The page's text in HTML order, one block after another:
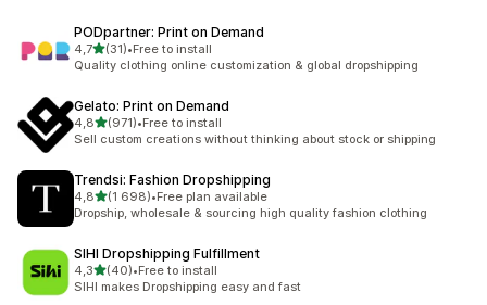
PODpartner: Print on Demand
4,7na 5 gwiazdek
(31)
Łączna liczba recenzji: 31
•Free to install
Quality clothing online customization & global dropshipping
Gelato: Print on Demand
4,8na 5 gwiazdek
(971)
Łączna liczba recenzji: 971
•Free to install
Sell custom creations without thinking about stock or shipping
Trendsi: Fashion Dropshipping
4,8na 5 gwiazdek
(1 698)
Łączna liczba recenzji: 1698
•Free plan available
Dropship, wholesale & sourcing high quality fashion clothing
SIHI Dropshipping Fulfillment
4,3na 5 gwiazdek
(40)
Łączna liczba recenzji: 40
•Free to install
SIHI makes Dropshipping easy and fast